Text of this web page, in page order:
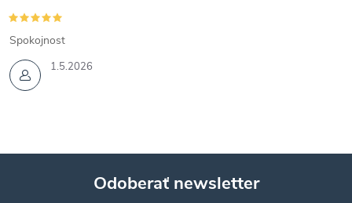
1.5.2026
Spokojnost
Odoberať newsletter